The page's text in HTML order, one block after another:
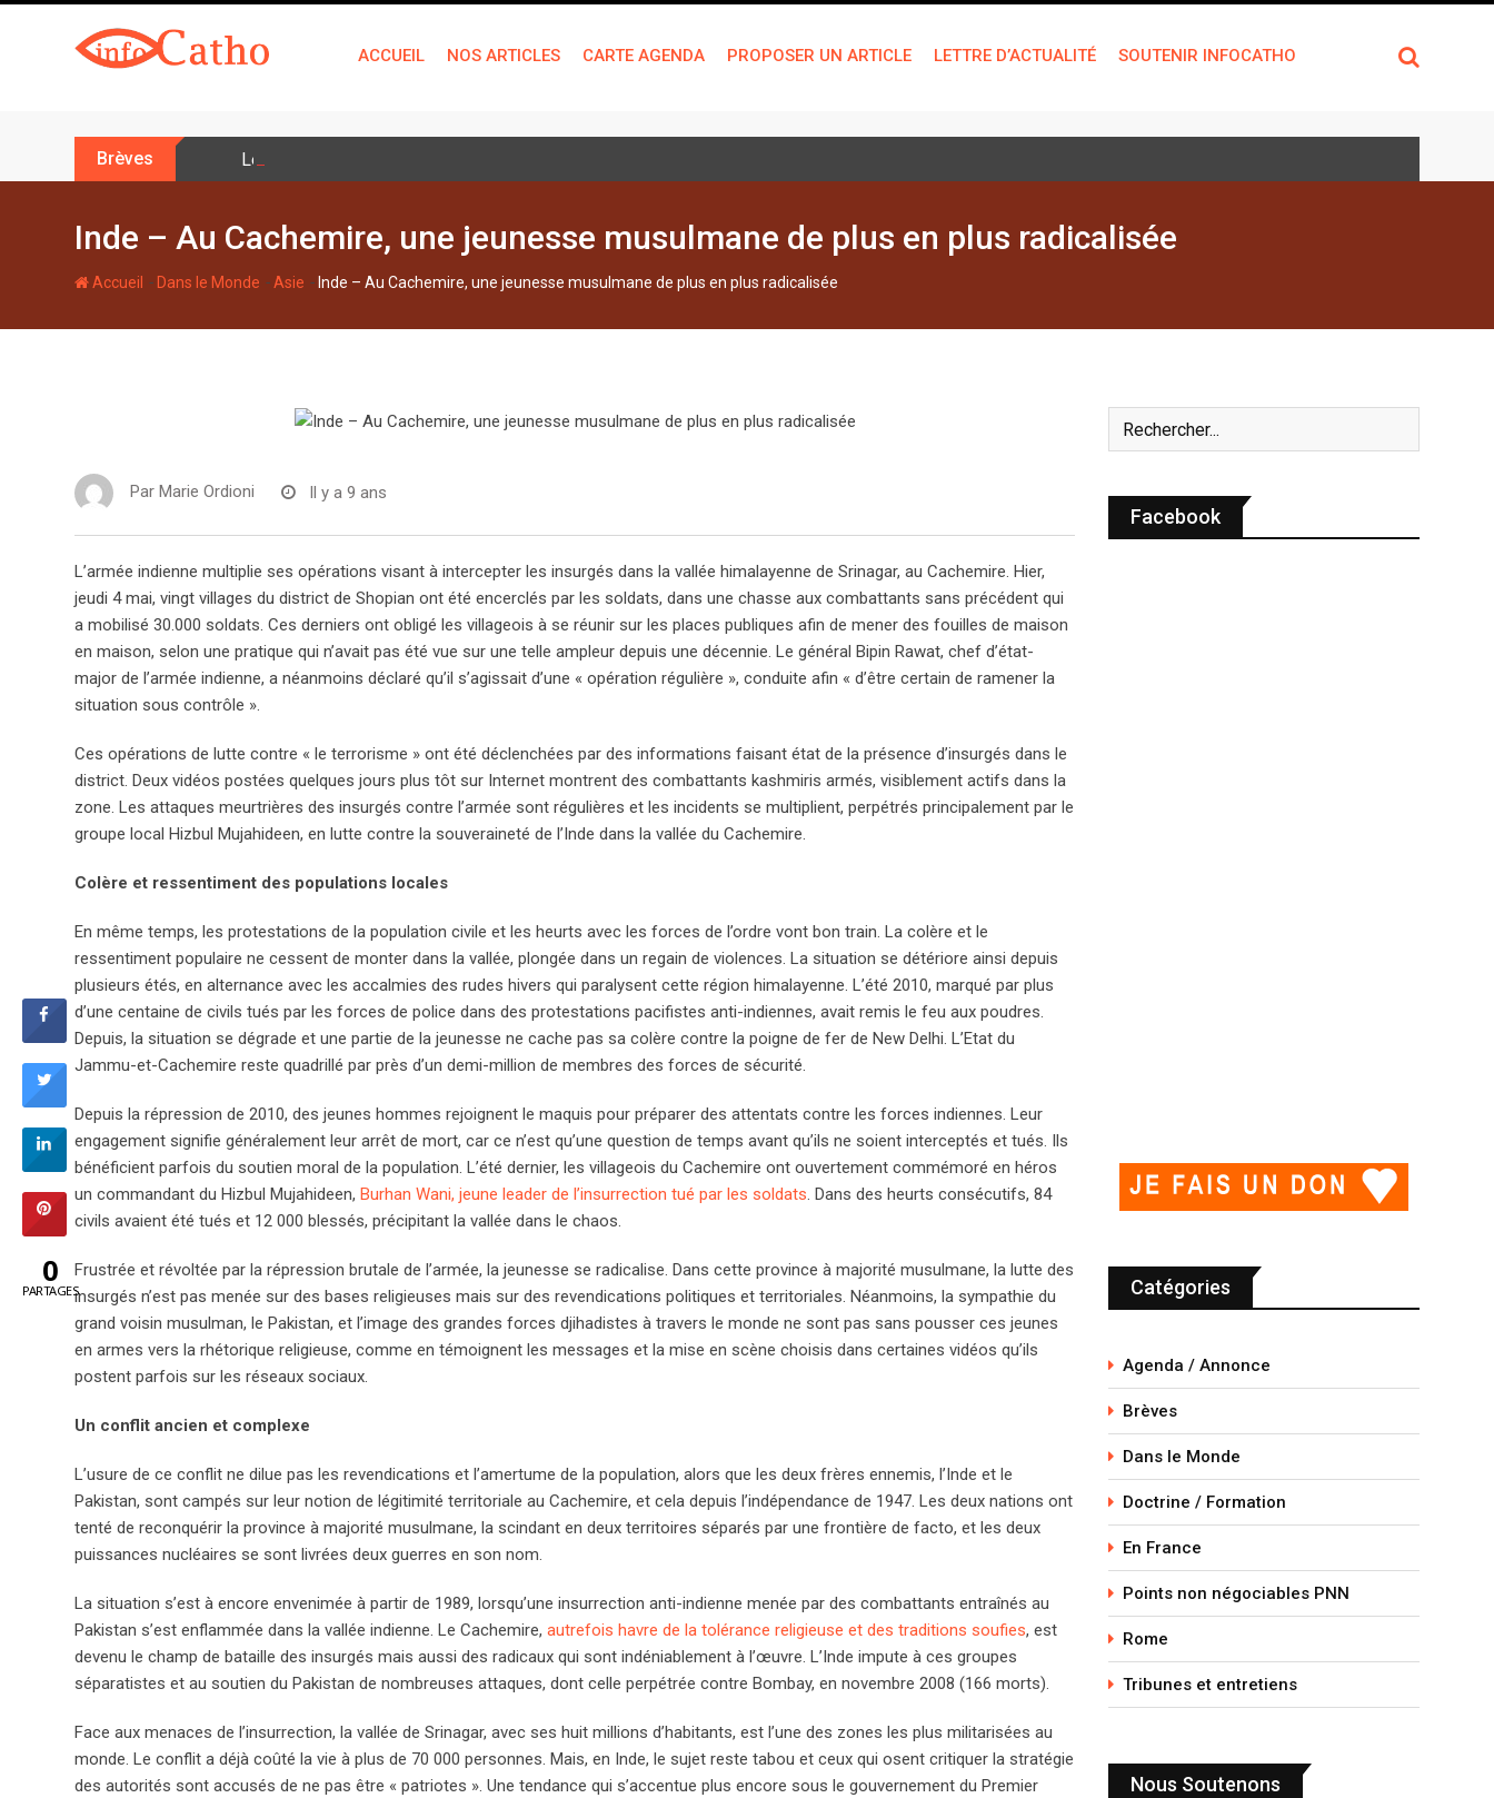
t
ACCUEIL NOS ARTICLES CARTE AGENDA PROPOSER UN ARTICLE LETTRE D’ACTUALITÉ SOUTENIR INFOCATHO
Brèves Léon XIV: la prière n’est pas une technique de « bien-être »
Inde – Au Cachemire, une jeunesse musulmane de plus en plus radicalisée
Accueil - Dans le Monde -Asie - Inde – Au Cachemire, une jeunesse musulmane de plus en plus radicalisée
Par Marie Ordioni Il y a 9 ans
L’armée indienne multiplie ses opérations visant à intercepter les insurgés dans la vallée himalayenne de Srinagar, au Cachemire. Hier,
jeudi 4 mai, vingt villages du district de Shopian ont été encerclés par les soldats, dans une chasse aux combattants sans précédent qui
a mobilisé 30.000 soldats. Ces derniers ont obligé les villageois à se réunir sur les places publiques afin de mener des fouilles de maison
en maison, selon une pratique qui n’avait pas été vue sur une telle ampleur depuis une décennie. Le général Bipin Rawat, chef d’état-
major de l’armée indienne, a néanmoins déclaré qu’il s’agissait d’une « opération régulière », conduite afin « d’être certain de ramener la
situation sous contrôle ».
Ces opérations de lutte contre « le terrorisme » ont été déclenchées par des informations faisant état de la présence d’insurgés dans le
district. Deux vidéos postées quelques jours plus tôt sur Internet montrent des combattants kashmiris armés, visiblement actifs dans la
zone. Les attaques meurtrières des insurgés contre l’armée sont régulières et les incidents se multiplient, perpétrés principalement par le
groupe local Hizbul Mujahideen, en lutte contre la souveraineté de l’Inde dans la vallée du Cachemire.
Colère et ressentiment des populations locales
En même temps, les protestations de la population civile et les heurts avec les forces de l’ordre vont bon train. La colère et le
ressentiment populaire ne cessent de monter dans la vallée, plongée dans un regain de violences. La situation se détériore ainsi depuis
plusieurs étés, en alternance avec les accalmies des rudes hivers qui paralysent cette région himalayenne. L’été 2010, marqué par plus
d’une centaine de civils tués par les forces de police dans des protestations pacifistes anti-indiennes, avait remis le feu aux poudres.
Depuis, la situation se dégrade et une partie de la jeunesse ne cache pas sa colère contre la poigne de fer de New Delhi. L’Etat du
Jammu-et-Cachemire reste quadrillé par près d’un demi-million de membres des forces de sécurité.
Depuis la répression de 2010, des jeunes hommes rejoignent le maquis pour préparer des attentats contre les forces indiennes. Leur
engagement signifie généralement leur arrêt de mort, car ce n’est qu’une question de temps avant qu’ils ne soient interceptés et tués. Ils
bénéficient parfois du soutien moral de la population. L’été dernier, les villageois du Cachemire ont ouvertement commémoré en héros
un commandant du Hizbul Mujahideen, Burhan Wani, jeune leader de l’insurrection tué par les soldats. Dans des heurts consécutifs, 84
civils avaient été tués et 12 000 blessés, précipitant la vallée dans le chaos.
Frustrée et révoltée par la répression brutale de l’armée, la jeunesse se radicalise. Dans cette province à majorité musulmane, la lutte des
insurgés n’est pas menée sur des bases religieuses mais sur des revendications politiques et territoriales. Néanmoins, la sympathie du
grand voisin musulman, le Pakistan, et l’image des grandes forces djihadistes à travers le monde ne sont pas sans pousser ces jeunes
en armes vers la rhétorique religieuse, comme en témoignent les messages et la mise en scène choisis dans certaines vidéos qu’ils
postent parfois sur les réseaux sociaux.
Un conflit ancien et complexe
L’usure de ce conflit ne dilue pas les revendications et l’amertume de la population, alors que les deux frères ennemis, l’Inde et le
Pakistan, sont campés sur leur notion de légitimité territoriale au Cachemire, et cela depuis l’indépendance de 1947. Les deux nations ont
tenté de reconquérir la province à majorité musulmane, la scindant en deux territoires séparés par une frontière de facto, et les deux
puissances nucléaires se sont livrées deux guerres en son nom.
La situation s’est à encore envenimée à partir de 1989, lorsqu’une insurrection anti-indienne menée par des combattants entraînés au
Pakistan s’est enflammée dans la vallée indienne. Le Cachemire, autrefois havre de la tolérance religieuse et des traditions soufies, est
devenu le champ de bataille des insurgés mais aussi des radicaux qui sont indéniablement à l’œuvre. L’Inde impute à ces groupes
séparatistes et au soutien du Pakistan de nombreuses attaques, dont celle perpétrée contre Bombay, en novembre 2008 (166 morts).
Face aux menaces de l’insurrection, la vallée de Srinagar, avec ses huit millions d’habitants, est l’une des zones les plus militarisées au
monde. Le conflit a déjà coûté la vie à plus de 70 000 personnes. Mais, en Inde, le sujet reste tabou et ceux qui osent critiquer la stratégie
des autorités sont accusés de ne pas être « patriotes ». Une tendance qui s’accentue plus encore sous le gouvernement du Premier
Facebook
Catégories
Agenda / Annonce
Brèves
Dans le Monde
Doctrine / Formation
En France
Points non négociables PNN
Rome
Tribunes et entretiens
Nous Soutenons
0
PARTAGES